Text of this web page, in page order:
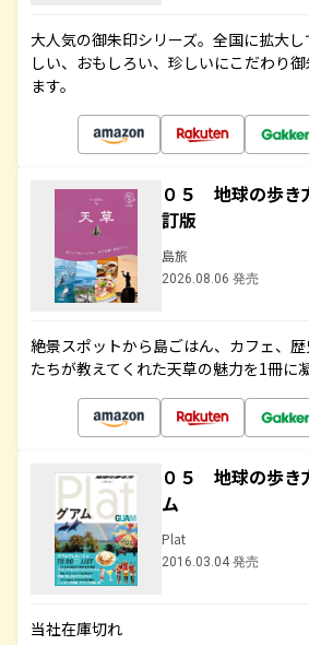
大人気の御朱印シリーズ。全国に拡大
しい、おもしろい、珍しいにこだわり
ます。
０５ 地球の歩
訂版
島旅
2026.08.06 発売
絶景スポットから島ごはん、カフェ、
たちが教えてくれた天草の魅力を1冊に
０５ 地球の歩
ム
Plat
2016.03.04 発売
当社在庫切れ